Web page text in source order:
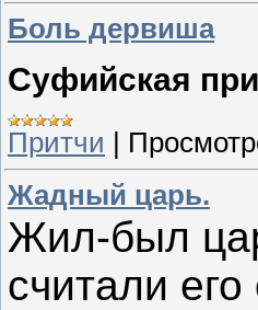
Боль дервиша
Суфийская
Притчи
Жадный царь.
Жил-был
считали